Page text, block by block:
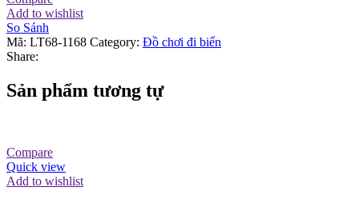
Add to wishlist
So Sánh
Mã: LT68-1168 Category: Đồ chơi đi biển
Share:
Sản phẩm tương tự
Compare
Quick view
Add to wishlist